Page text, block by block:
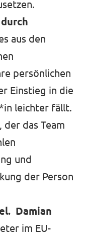
aus den
persönlichen
Einstieg in die
leichter fällt.
das Team
und
der Person
Damian
im EU-